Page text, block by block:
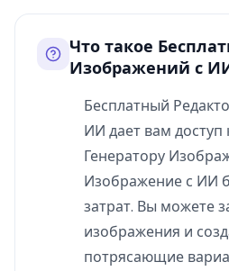
Что такое
Изображений с
Бесплатный
ИИ дает вам
Генератору
Изображение с ИИ
затрат. Вы можете
изображения и
потрясающие